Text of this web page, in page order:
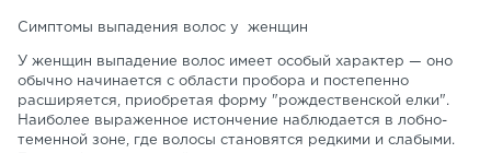
Симптомы выпадения волос у женщин
У женщин выпадение волос имеет особый характер — оно
обычно начинается с области пробора и постепенно
расширяется, приобретая форму "рождественской елки".
Наиболее выраженное истончение наблюдается в лобно-
теменной зоне, где волосы становятся редкими и слабыми.